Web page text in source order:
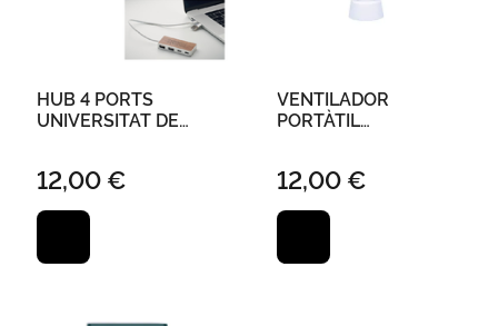
HUB 4 PORTS
UNIVERSITAT DE
12,00 €
VENTILADOR
PORTÀTIL
12,00 €